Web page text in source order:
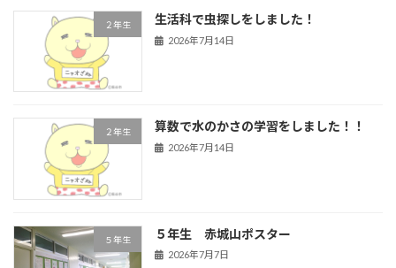
２年生 生活科で虫探しをしました！
2026年7月14日
２年生 算数で水のかさの学習をしました！！
2026年7月14日
５年生 ５年生 赤城山ポスター
2026年7月7日